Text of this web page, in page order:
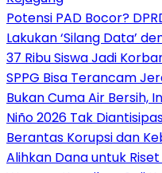
Potensi PAD Bocor?
Lakukan ‘Silang Data’
37 Ribu Siswa Jadi
SPPG Bisa Terancam
Bukan Cuma Air Bersih,
Niño 2026 Tak
Berantas Korupsi dan
Alihkan Dana untuk